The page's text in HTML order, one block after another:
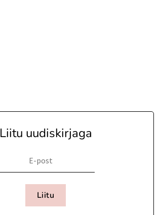
Liitu uudiskirjaga
Liitu